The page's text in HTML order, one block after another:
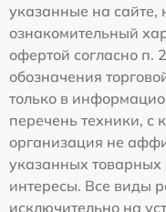
указанные на сайте,
ознакомительный
офертой согласно п.
обозначения
только в
перечень техники, с
организация не
указанных товарных
интересы. Все виды
исключительно на